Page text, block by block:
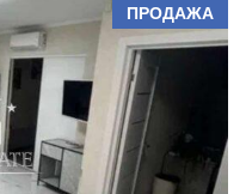
ПРОДАЖА